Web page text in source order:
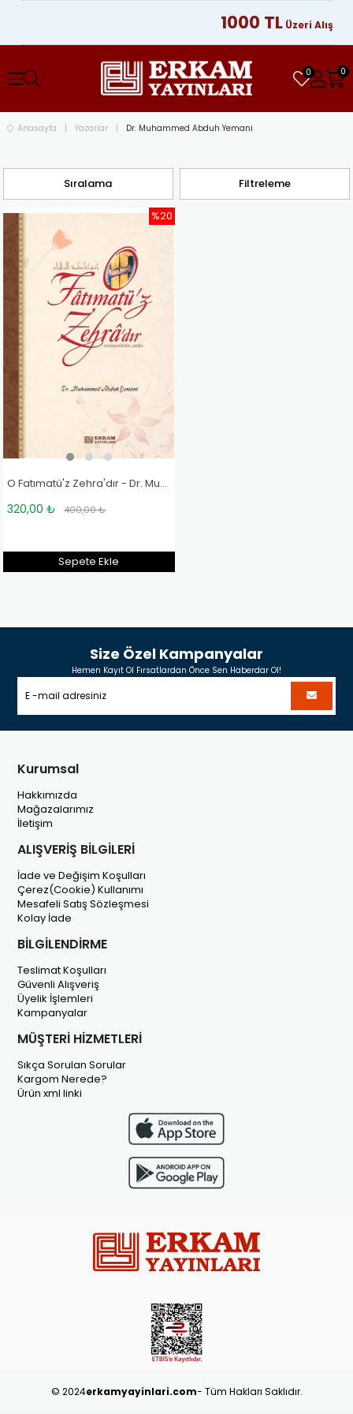
1000 TL Üzeri
0 0
Anasayfa Yazarlar Dr. Muhammed Abduh Yemani
Filtreleme
Sıralama
O Fatımatü'z Zehra'dır - Dr. Muhammed Abduh Yemani
320,00 ₺ 400,00 ₺
Sepete Ekle
%20
Size Özel Kampanyalar
Hemen Kayıt Ol Fırsatlardan Önce Sen Haberdar Ol!
Kurumsal
Hakkımızda
Mağazalarımız
İletişim
ALIŞVERİŞ BİLGİLERİ
İade ve Değişim Koşulları
Çerez(Cookie) Kullanımı
Mesafeli Satış Sözleşmesi
Kolay İade
BİLGİLENDİRME
Teslimat Koşulları
Güvenli Alışveriş
Üyelik İşlemleri
Kampanyalar
MÜŞTERİ HİZMETLERİ
Sıkça Sorulan Sorular
Kargom Nerede?
Ürün xml linki
© 2024erkamyayinlari.com- Tüm Hakları Saklıdır.